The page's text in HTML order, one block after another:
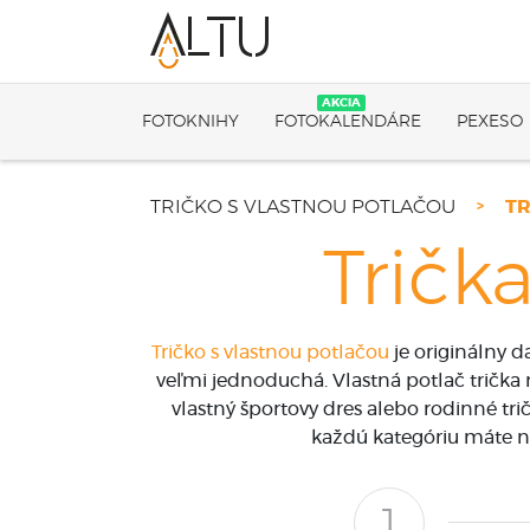
FOTOKNIHY FOTOKALENDÁRE
AKCIA
PEXESO
TRIČKO S VLASTNOU POTLAČOU
Tričko s vlastnou potlačou je originálny
veľmi jednoduchá. Vlastná potlač trička
vlastný športovy dres alebo rodinné
každú kategóriu máte